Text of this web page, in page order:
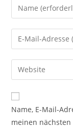
Name, E-Mail-
meinen